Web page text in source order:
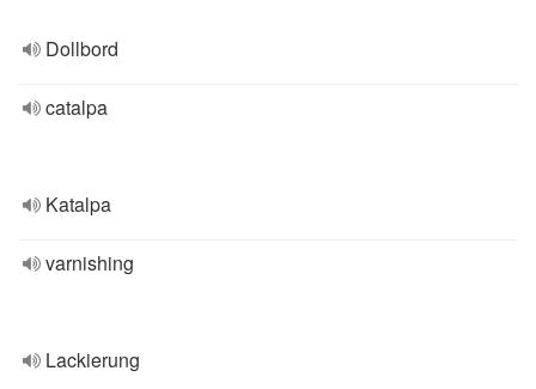
Dollbord
catalpa
Katalpa
varnishing
Lackierung